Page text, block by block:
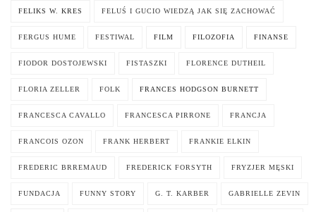
FELIKS W. KRES FELUŚ I GUCIO WIEDZĄ JAK SIĘ ZACHOWAĆ
FERGUS HUME FESTIWAL FILM FILOZOFIA FINANSE
FIODOR DOSTOJEWSKI FISTASZKI FLORENCE DUTHEIL
FLORIA ZELLER FOLK FRANCES HODGSON BURNETT
FRANCESCA CAVALLO FRANCESCA PIRRONE FRANCJA
FRANCOIS OZON FRANK HERBERT FRANKIE ELKIN
FREDERIC BRREMAUD FREDERICK FORSYTH FRYZJER MĘSKI
FUNDACJA FUNNY STORY G. T. KARBER GABRIELLE ZEVIN